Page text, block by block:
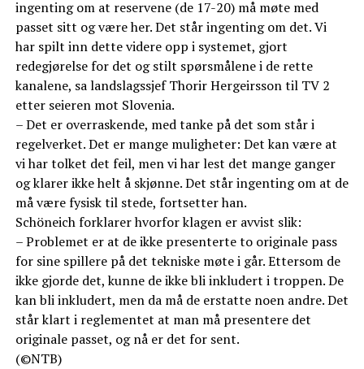
ingenting om at reservene (de 17-20) må møte med
passet sitt og være her. Det står ingenting om det. Vi
har spilt inn dette videre opp i systemet, gjort
redegjørelse for det og stilt spørsmålene i de rette
kanalene, sa landslagssjef Thorir Hergeirsson til TV 2
etter seieren mot Slovenia.
– Det er overraskende, med tanke på det som står i
regelverket. Det er mange muligheter: Det kan være at
vi har tolket det feil, men vi har lest det mange ganger
og klarer ikke helt å skjønne. Det står ingenting om at de
må være fysisk til stede, fortsetter han.
Schöneich forklarer hvorfor klagen er avvist slik:
– Problemet er at de ikke presenterte to originale pass
for sine spillere på det tekniske møte i går. Ettersom de
ikke gjorde det, kunne de ikke bli inkludert i troppen. De
kan bli inkludert, men da må de erstatte noen andre. Det
står klart i reglementet at man må presentere det
originale passet, og nå er det for sent.
(©NTB)